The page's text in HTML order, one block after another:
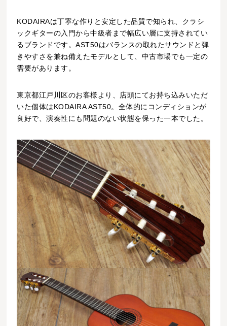
KODAIRAは丁寧な作りと安定した品質で知られ、クラシ
ックギターの入門から中級者まで幅広い層に支持されてい
るブランドです。AST50はバランスの取れたサウンドと弾
きやすさを兼ね備えたモデルとして、中古市場でも一定の
需要があります。
東京都江戸川区のお客様より、店頭にてお持ち込みいただ
いた個体はKODAIRA AST50。全体的にコンディションが
良好で、演奏性にも問題のない状態を保った一本でした。